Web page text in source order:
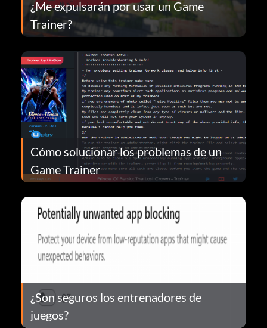
¿Me expulsarán por usar un Game
Trainer?
Cómo solucionar los problemas de un
Game Trainer
¿Son seguros los entrenadores de
juegos?